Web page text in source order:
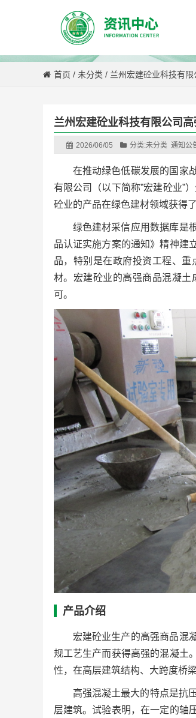
首页 / 未分类 / 兰州宏建砼业科技有
兰州宏建砼业科技有限公司
2026/06/05 分类:未分类 通知公
在推动绿色低碳发展的国家
有限公司（以下简称”宏建砼业”
砼业的产品在绿色建材领域获得
绿色建材采信应用数据库是
品认证实施方案的通知》精神建
品，特别是在政府投资工程、
材。宏建砼业的高强商品混凝
可。
产品介绍
宏建砼业生产的高强商品混
规工艺生产而获得高强的混凝土
性，在高层建筑结构、大跨度桥
高强混凝土最大的特点是抗
层建筑。试验表明，在一定的轴